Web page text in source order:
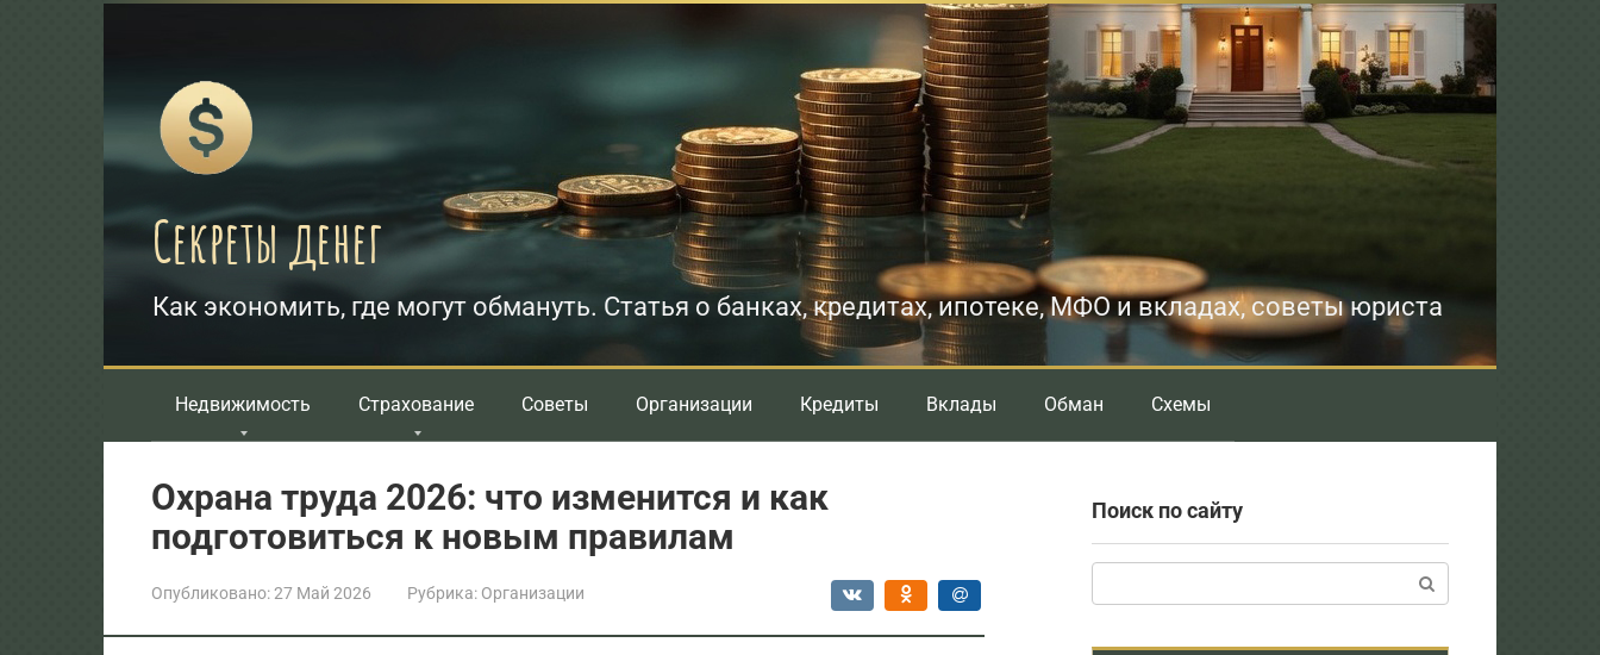
Секреты денег
Как экономить, где могут обмануть. Статья о банках, кредитах, ипотеке, МФО и вкладах, советы юриста
Недвижимость Страхование Советы Организации Кредиты Вклады Обман Схемы
Охрана труда 2026: что изменится и как
подготовиться к новым правилам
Опубликовано:27 Май 2026 Рубрика: Организации
Поиск по сайту